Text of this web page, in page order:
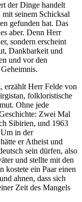
der Dinge handelt
seinem Schicksal
gefunden hat. Das
aber. Denn Herr
sondern erscheint
Dankbarkeit und
und vor den
erzählt Herr Felde von
folkloristische
Ohne jede
Zwei Mal
Sibirien, und 1963
in der
er Atheist und
sein dürfen, also
und stellte mit den
ein Paar einen
ahnen, dass sich
Zeit des Mangels